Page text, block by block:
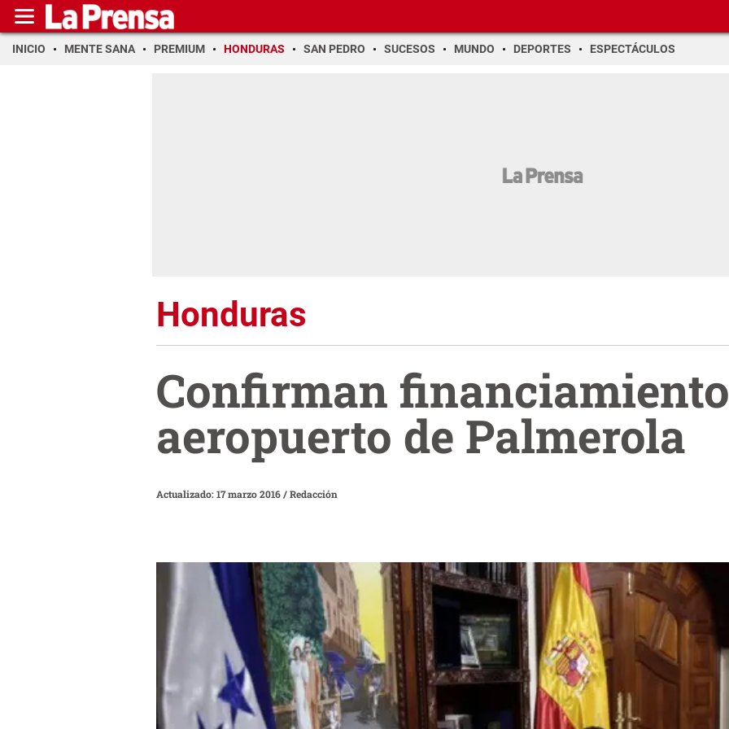
INICIO MENTE SANA PREMIUM HONDURAS SAN PEDRO SUCESOS MUNDO DEPORTES ESPECTÁCULOS
Honduras
Confirman
aeropuerto de Palmerola
Actualizado: 17 marzo 2016/Redacción